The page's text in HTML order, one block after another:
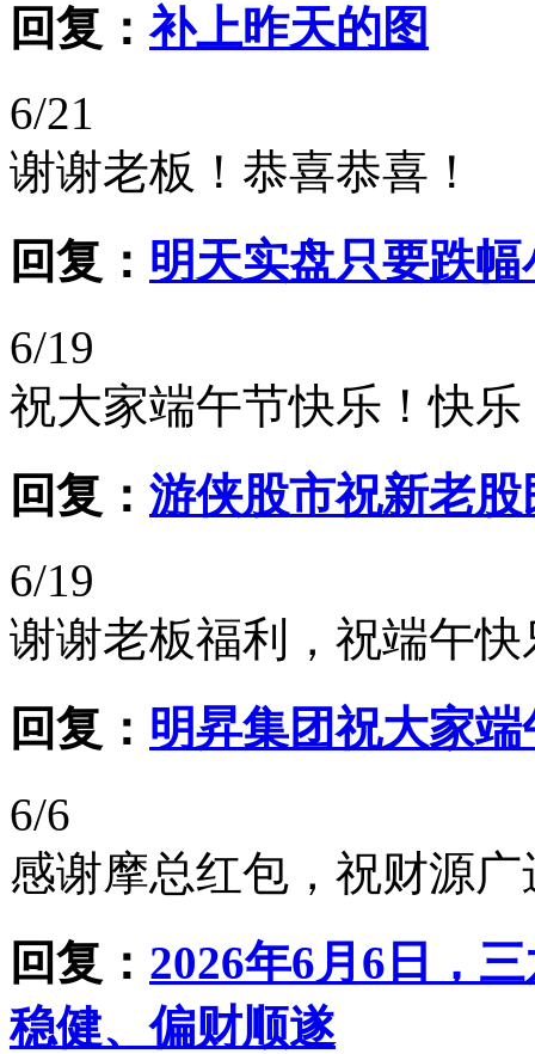
回复：补上昨天的图
6/21
谢谢老板！恭喜恭喜！
回复： 明天实盘只要跌
6/19
祝大家端午节快乐！快乐
回复： 游侠股市祝新老
6/19
谢谢老板福利，祝端午
回复： 明昇集团祝大家
6/6
感谢摩总红包，祝财源
回复： 2026年6月6日，
稳健、偏财顺遂